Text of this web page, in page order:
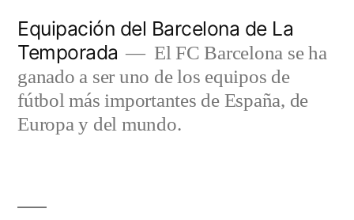
contenido
Equipación del Barcelona de La
Temporada
El FC Barcelona se ha
ganado a ser uno de los equipos de
fútbol más importantes de España, de
Europa y del mundo.